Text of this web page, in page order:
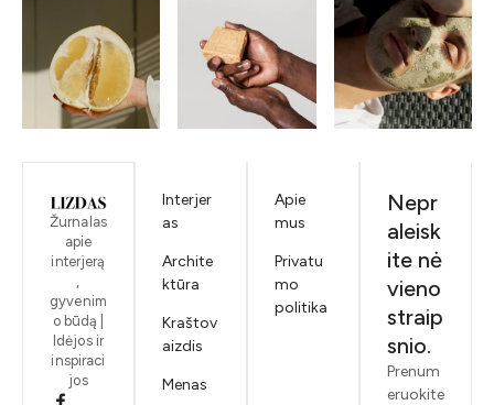
Žurnalas
apie
interjerą
,
gyvenim
o būdą |
Idėjos ir
inspiraci
jos
Interjer
as
Archite
ktūra
Kraštov
aizdis
Menas
Apie
mus
Privatu
mo
politika
Nepr
aleisk
ite nė
vieno
straip
snio.
Prenum
eruokite